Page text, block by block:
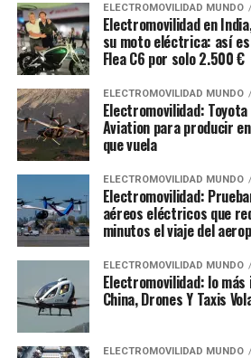
ELECTROMOVILIDAD MUNDO
Electromovilidad en
su moto eléctrica: así
Flea C6 por solo 2.500 €
ELECTROMOVILIDAD MUNDO
Electromovilidad:
Aviation para producir
que vuela
ELECTROMOVILIDAD MUNDO
Electromovilidad:
aéreos eléctricos que
minutos el viaje del
ELECTROMOVILIDAD MUNDO
Electromovilidad: lo
China, Drones Y Taxis
ELECTROMOVILIDAD MUNDO